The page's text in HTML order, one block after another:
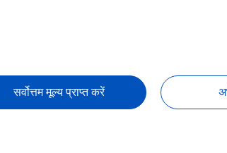
सर्वोत्तम मूल्य प्राप्त करें